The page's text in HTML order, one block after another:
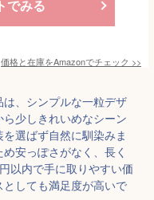
でみる
価格と在庫をAmazonでチェック >>
、シンプルな一粒デザ
少しきれいめなシーン
選ばず自然に馴染みま
安っぽさがなく、長く
以内で手に取りやすい価
しても満足度が高いで